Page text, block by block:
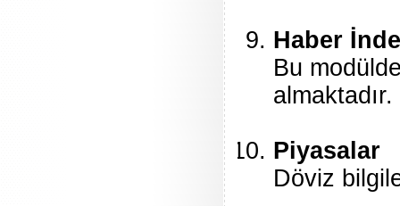
Haber
Bu
almaktadır.
Piyasalar
Döviz